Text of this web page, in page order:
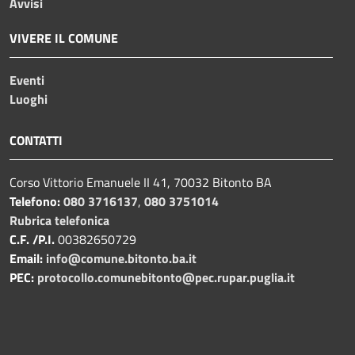
VIVERE IL COMUNE
Eventi
Luoghi
CONTATTI
Corso Vittorio Emanuele II 41, 70032 Bitonto BA
Telefono:080 3716137, 080 3751014
Rubrica telefonica
C.F. /P.I.00382650729
Email: info@comune.bitonto.ba.it
PEC: protocollo.comunebitonto@pec.rupar.puglia.it